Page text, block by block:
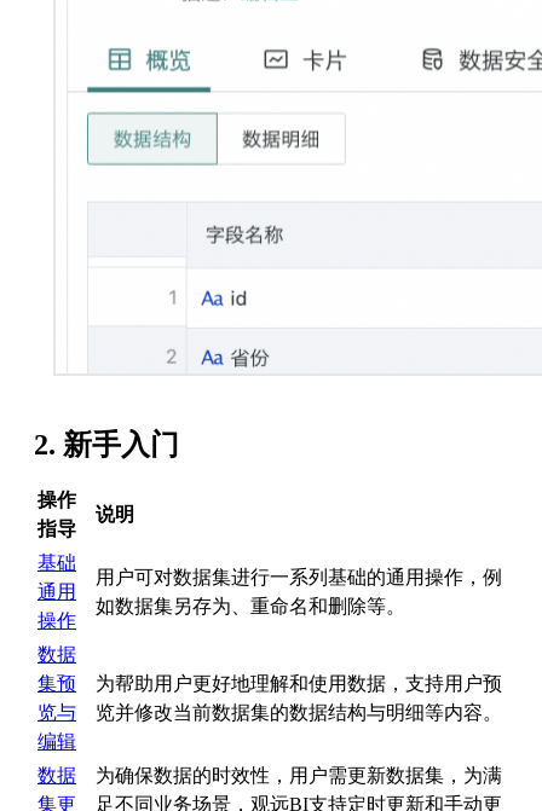
2. 新手入门
操作
指导
说明
基础
通用
操作
用户可对数据集进行一系列基础的通用操作，例
如数据集另存为、重命名和删除等。
数据
集预
览与
编辑
为帮助用户更好地理解和使用数据，支持用户预
览并修改当前数据集的数据结构与明细等内容。
数据
集更
为确保数据的时效性，用户需更新数据集，为满
足不同业务场景，观远BI支持定时更新和手动更